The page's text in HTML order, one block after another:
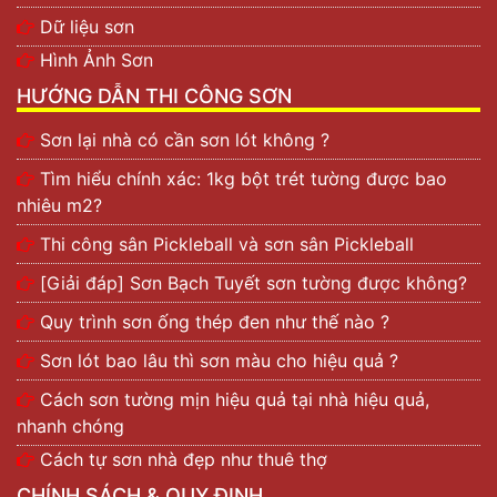
từ 2 tiếng trở lên.
Độ phủ của sơn nước Nero là 10 – 12 m2/lít/lớp.
Bảng màu Nero
Paint
phong phú.
Hiện nay, dòng sơnnàyđã từng bước phát triển mạnh
mẽ và vững chắc. Với mục tiêu được trở thành một
trong những thương hiệu Sơn hàng đầu Việt Nam và
tiến xa ra thị trường quốc tế.
Một số dòng Nero Paintnổi trội hiện nay
Tuy đã có chỗ đứng vững vàng trên thị trường sơn tại
Việt Nam. Song hãng sơn paint vẫn không ngừng đầu
tư vào máy móc thiết bị cũng như nâng cao chất lượng
sản phẩm đưa đến tay người tiêu dùng. Đại lý sơn
247.com xin gửi đến bạn đọc một số dòng sơn Nero
nổi trội được nhiều khách hàng ưa chuộng như:
Sơn trang trí
: là dòng sơn nước, bao gồm sơn
Dữ liệu sơn
Hình Ảnh Sơn
HƯỚNG DẪN THI CÔNG SƠN
Sơn lại nhà có cần sơn lót không ?
Tìm hiểu chính xác: 1kg bột trét tường được bao
nhiêu m2?
Thi công sân Pickleball và sơn sân Pickleball
[Giải đáp] Sơn Bạch Tuyết sơn tường được không?
Quy trình sơn ống thép đen như thế nào ?
Sơn lót bao lâu thì sơn màu cho hiệu quả ?
Cách sơn tường mịn hiệu quả tại nhà hiệu quả,
nhanh chóng
Cách tự sơn nhà đẹp như thuê thợ